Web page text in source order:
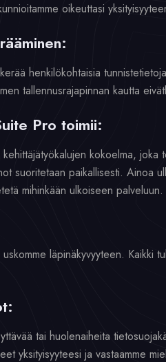
oikeuttasi
henkilökohtaisia
tallennusrajapinnan kautta
Pro toimii:
kokoelma, joka
suoritetaan paikallisesti. Ainoa
mihinkään ulkoiseen palveluun.
läpinäkyvyyteen. Kaikki
tai huolenaiheita
yksityisyyteesi ja vastaamme